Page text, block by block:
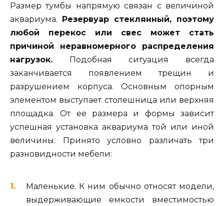
Размер тумбы напрямую связан с величиной
аквариума. Резервуар стеклянный, поэтому
любой перекос или свес может стать
причиной неравномерного распределения
нагрузок. Подобная ситуация всегда
заканчивается появлением трещин и
разрушением корпуса. Основным опорным
элементом выступает столешница или верхняя
площадка. От ее размера и формы зависит
успешная установка аквариума той или иной
величины. Принято условно различать три
разновидности мебели:
Маленькие. К ним обычно относят модели,
выдерживающие емкости вместимостью